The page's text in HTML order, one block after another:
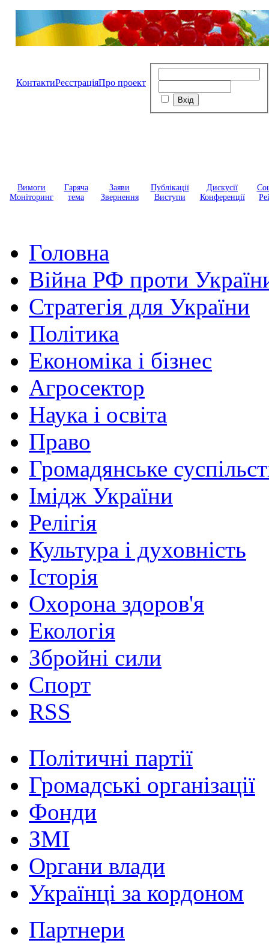
КонтактиРеєстраціяПро проект
Вимоги
Моніторинг
Гаряча
тема
Заяви
Звернення
Публікації
Виступи
Дискусії
Конференції
Головна
Війна РФ проти
Стратегія для України
Політика
Економіка і бізнес
Агросектор
Наука і освіта
Право
Громадянське
Імідж України
Релігія
Культура і духовність
Історія
Охорона здоров'я
Екологія
Збройні сили
Спорт
RSS
Політичні партії
Громадські організації
Фонди
ЗМІ
Органи влади
Українці за кордоном
Партнери